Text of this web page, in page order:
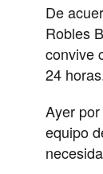
De
Robles
convive
24
Ayer
equipo